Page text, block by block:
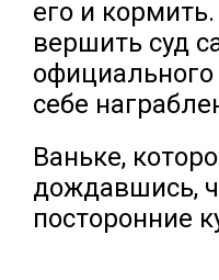
его и
вершить суд
официального
себе
Ваньке,
дождавшись,
посторонние